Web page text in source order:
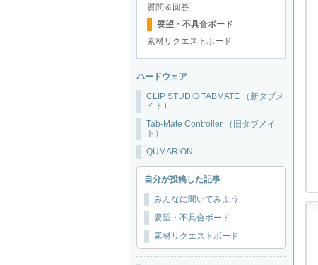
質問＆回答
要望・不具合ボード
素材リクエストボード
ハードウェア
CLIP STUDIO TABMATE （新タブメ
イト）
Tab-Mate Controller （旧タブメイ
ト）
QUMARION
自分が投稿した記事
みんなに聞いてみよう
要望・不具合ボード
素材リクエストボード